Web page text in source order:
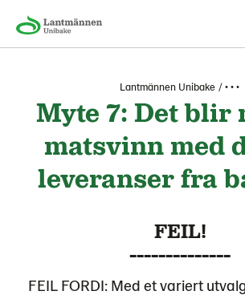
Lantmännen Unibake • • •
Myte 7: Det blir
matsvinn med
leveranser fra
FEIL!
--------------
FEIL FORDI: Med et variert